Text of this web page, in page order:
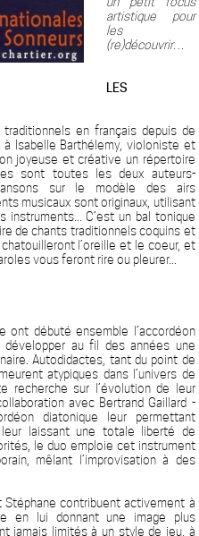
artistique pour
les
(re)découvrir…
LES
en français depuis de
Isabelle Barthélemy, violoniste et
joyeuse et créative un répertoire
sont toutes les deux auteurs-
sur le modèle des airs
musicaux sont originaux, utilisant
instruments... C’est un bal tonique
de chants traditionnels coquins et
l’oreille et le coeur, et
vous feront rire ou pleurer...
ont débuté ensemble l’accordéon
au fil des années une
Autodidactes, tant du point de
atypiques dans l’univers de
recherche sur l’évolution de leur
avec Bertrand Gaillard -
diatonique leur permettant
laissant une totale liberté de
le duo emploie cet instrument
mêlant l’improvisation à des
contribuent activement à
en lui donnant une image plus
jamais limités à un style de jeu, à